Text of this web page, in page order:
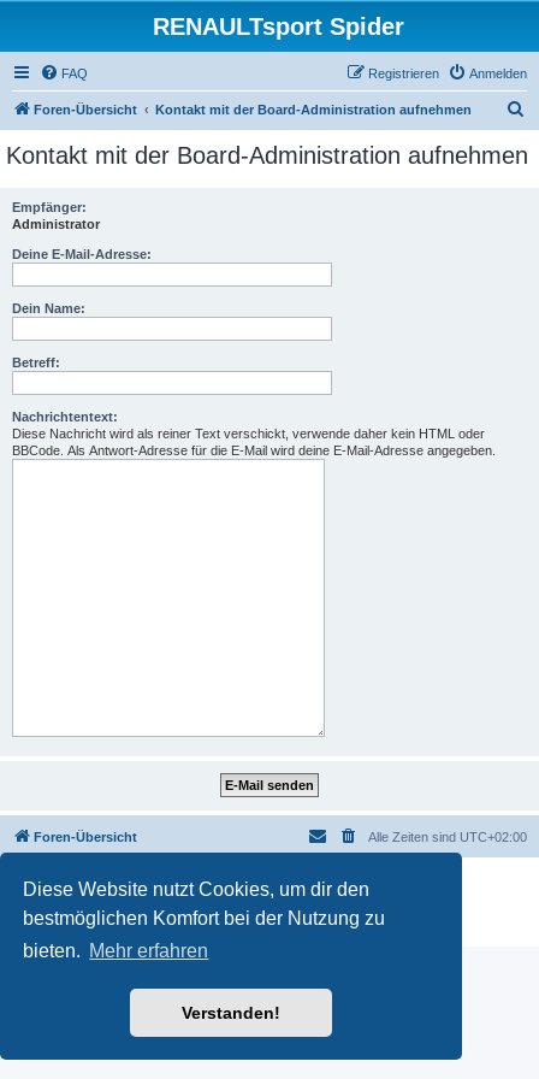
Diese Website nutzt Cookies, um dir den
bestmöglichen Komfort bei der Nutzung zu
bieten. Mehr erfahren
Verstanden!
RENAULTsport Spider
FAQ Anmelden
Registrieren
Foren-Übersicht Kontakt mit der Board-Administration aufnehmen
c
Kontakt mit der Board-Administration aufnehmen
Empfänger:
Administrator
Deine E-Mail-Adresse:
Dein Name:
Betreff:
Nachrichtentext:
Diese Nachricht wird als reiner Text verschickt, verwende daher kein HTML oder
BBCode. Als Antwort-Adresse für die E-Mail wird deine E-Mail-Adresse angegeben.
Foren-Übersicht Alle Zeiten sind UTC+02:00
Powered by phpBB
® Forum Software © phpBB Limited
Deutsche Übersetzung durch
Datenschutz|Nutzungsbedingungen